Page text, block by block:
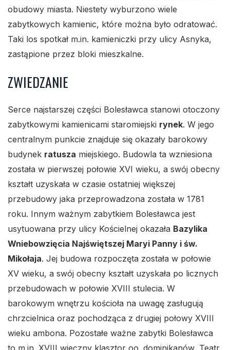
obudowy miasta. Niestety wyburzono wiele
zabytkowych kamienic, które można było odratować.
Taki los spotkał m.in. kamieniczki przy ulicy Asnyka,
zastąpione przez bloki mieszkalne.
ZWIEDZANIE
Serce najstarszej części Bolesławca stanowi otoczony
zabytkowymi kamienicami staromiejski rynek. W jego
centralnym punkcie znajduje się okazały barokowy
budynek ratusza miejskiego. Budowla ta wzniesiona
została w pierwszej połowie XVI wieku, a swój obecny
kształt uzyskała w czasie ostatniej większej
przebudowy jaka przeprowadzona została w 1781
roku. Innym ważnym zabytkiem Bolesławca jest
usytuowana przy ulicy Kościelnej okazała Bazylika
Wniebowzięcia Najświętszej Maryi Panny i św.
Mikołaja. Jej budowa rozpoczęta została w połowie
XV wieku, a swój obecny kształt uzyskała po licznych
przebudowach w połowie XVIII stulecia. W
barokowym wnętrzu kościoła na uwagę zasługują
chrzcielnica oraz pochodząca z drugiej połowy XVIII
wieku ambona. Pozostałe ważne zabytki Bolesławca
to m.in. XVIII wieczny klasztor oo. dominikanów, Teatr